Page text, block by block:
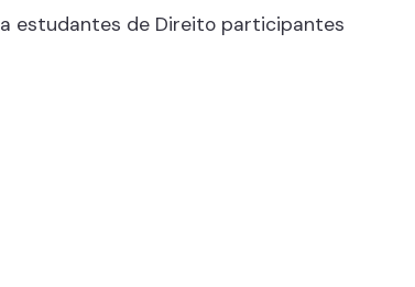
estudantes de Direito participantes